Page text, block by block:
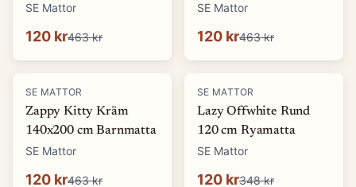
SE Mattor
120 kr463 kr
SE Mattor
120 kr463 kr
-74 %
SE MATTOR
Zappy Kitty Kräm
140x200 cm Barnmatta
SE Mattor
120 kr463 kr
-66%
SE MATTOR
Lazy Offwhite Rund
120 cm Ryamatta
SE Mattor
120 kr348 kr